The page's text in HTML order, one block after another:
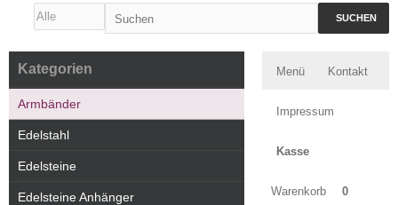
SUCHEN
Menü Kontakt
Impressum
Kasse
Warenkorb 0
Kategorien
Armbänder
Edelstahl
Edelsteine
Edelsteine Anhänger